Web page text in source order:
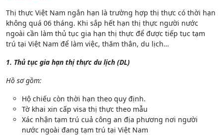
Thị thực Việt Nam ngắn hạn là trường hợp thị thực có thời hạn
không quá 06 tháng. Khi sắp hết hạn thị thực người nước
ngoài cần làm thủ tục gia hạn thị thực để được tiếp tục tạm
trú tại Việt Nam để làm việc, thăm thân, du lịch…
1. Thủ tục gia hạn thị thực du lịch (DL)
Hồ sơ gồm:
Hộ chiếu còn thời hạn theo quy định.
Tờ khai xin cấp visa thị thực theo mẫu
Xác nhận tạm trú cuả công an địa phương nơi người
nước ngoài đang tạm trú tại Việt Nam